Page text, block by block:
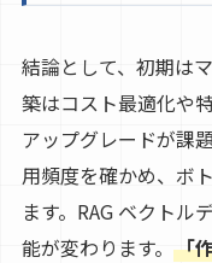
結論として、初期は
築はコスト最適化や
アップグレードが課
用頻度を確かめ、ボ
ます。RAG ベクトル
能が変わります。 「